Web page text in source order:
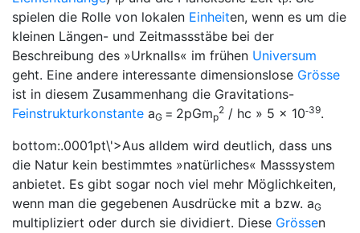
spielen die Rolle von lokalen Einheiten, wenn es um die
kleinen Längen- und Zeitmassstäbe bei der
Beschreibung des »Urknalls« im frühen Universum
geht. Eine andere interessante dimensionslose Grösse
ist in diesem Zusammenhang die Gravitations-
Feinstrukturkonstante aG = 2pGmp
2 / hc » 5 × 10-39.
bottom:.0001pt\'>Aus alldem wird deutlich, dass uns
die Natur kein bestimmtes »natürliches« Masssystem
anbietet. Es gibt sogar noch viel mehr Möglichkeiten,
wenn man die gegebenen Ausdrücke mit a bzw. aG
multipliziert oder durch sie dividiert. Diese Grössen